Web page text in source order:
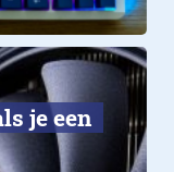
je een